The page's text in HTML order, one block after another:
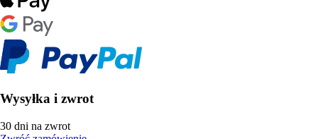
Wysyłka i zwrot
30 dni na zwrot